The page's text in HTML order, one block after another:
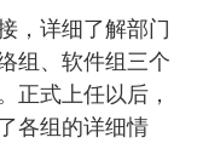
，详细了解部门
组、软件组三个
正式上任以后，
各组的详细情